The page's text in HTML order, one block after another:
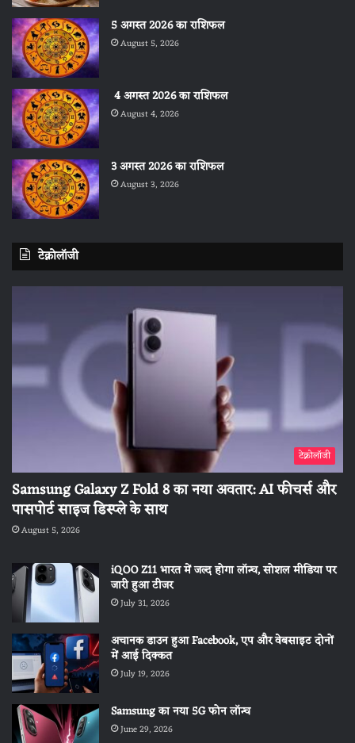
5 अगस्त 2026 का राशिफल
August 5, 2026
4 अगस्त 2026 का राशिफल
August 4, 2026
3 अगस्त 2026 का राशिफल
August 3, 2026
टेक्नोलॉजी
टेक्नोलॉजी
Samsung Galaxy Z Fold 8 का नया अवतार: AI फीचर्स और
पासपोर्ट साइज डिस्प्ले के साथ
August 5, 2026
iQOO Z11 भारत में जल्द होगा लॉन्च, सोशल मीडिया पर
जारी हुआ टीजर
July 31, 2026
अचानक डाउन हुआ Facebook, एप और वेबसाइट दोनों
में आई दिक्कत
July 19, 2026
Samsung का नया 5G फोन लॉन्च
June 29, 2026